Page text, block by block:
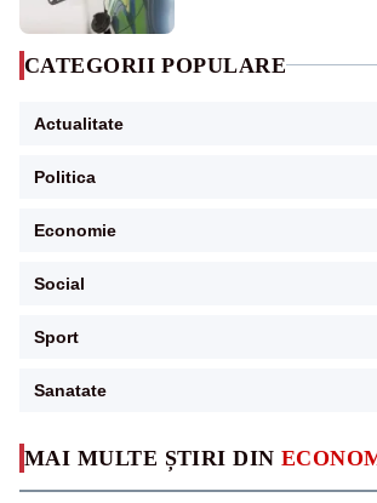
MAI MULTE ȘTIRI DIN
CATEGORII POPULARE
Actualitate
Politica
Economie
Social
Sport
Sanatate